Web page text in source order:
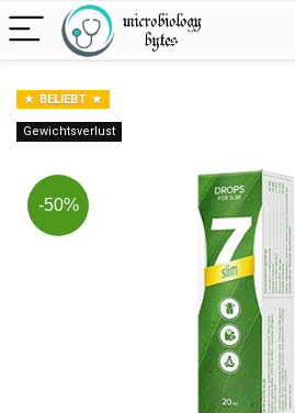
BELIEBT
Gewichtsverlust
-50%